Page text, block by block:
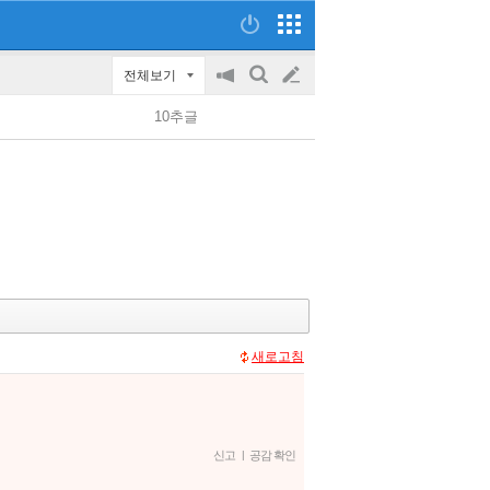
전체보기
공
on/off
검
글
쓰
10추글
새로고침
신고 | 공감 확인